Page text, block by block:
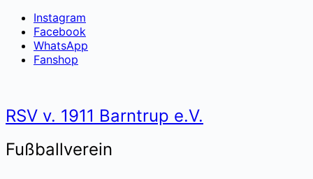
Instagram
Facebook
WhatsApp
Fanshop
RSV v. 1911 Barntrup e.V.
Fußballverein